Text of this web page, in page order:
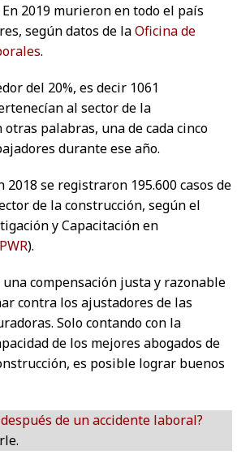
2019 murieron en todo el país
según datos de laOficina de
.
del 20%, es decir 1061
al sector de la
otras palabras, una de cada cinco
durante ese año.
2018 se registraron 195.600 casos de
de la construcción, según el
y Capacitación en
).
compensación justa y razonable
contra los ajustadores de las
Solo contando con la
de los mejores abogados de
es posible lograr buenos
de un accidente laboral?